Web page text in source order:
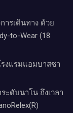
ารเดินทาง ด้วย
to-Wear (18
รงแรม​แอม​บาส​ซา​
ะดับนาโน ถึงเวลา